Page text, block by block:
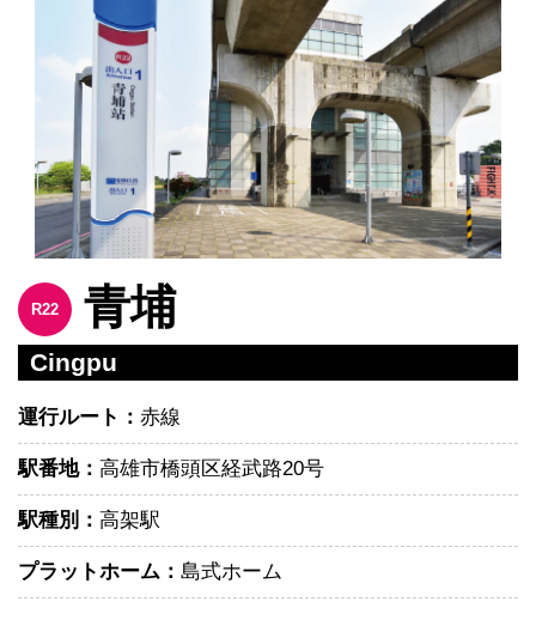
R22 青埔
Cingpu
運行ルート： 赤線
駅番地： 高雄市橋頭区経武路20号
駅種別： 高架駅
プラットホーム： 島式ホーム